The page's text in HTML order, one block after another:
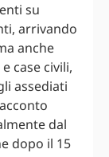
su
arrivando
anche
case civili,
assediati
dal
dopo il 15